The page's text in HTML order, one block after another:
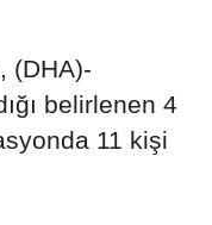
(DHA)-
belirlenen 4
11 kişi